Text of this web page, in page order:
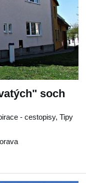
soch
- cestopisy, Tipy